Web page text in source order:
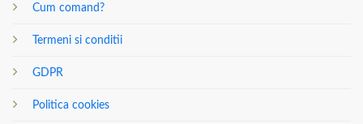
Cum comand?
Termeni si conditii
GDPR
Politica cookies